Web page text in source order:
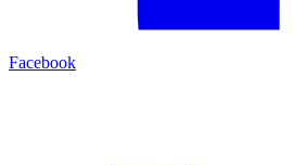
Facebook